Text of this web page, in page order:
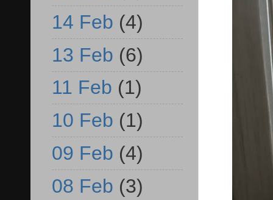
14 Feb (4)
13 Feb (6)
11 Feb (1)
10 Feb (1)
09 Feb (4)
08 Feb (3)